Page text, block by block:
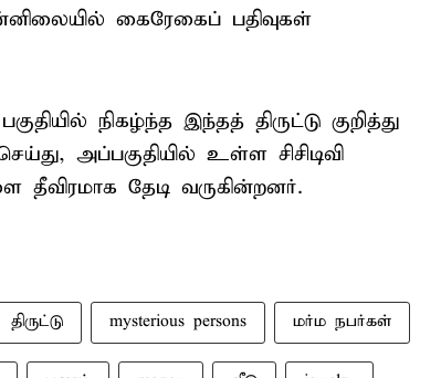
கைரேகைப் பதிவுகள்
நிகழ்ந்த இந்தத் திருட்டு குறித்து
அப்பகுதியில் உள்ள சிசிடிவி
தேடி வருகின்றனர்.
திருட்டு mysterious persons மர்ம நபர்கள்